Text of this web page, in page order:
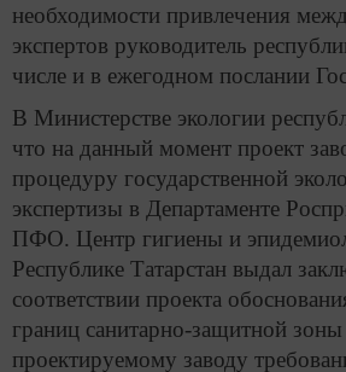
необходимости привлечения
экспертов руководитель
числе и в ежегодном послании
В Министерстве экологии
что на данный момент проект
процедуру государственной
экспертизы в Департаменте
ПФО. Центр гигиены и
Республике Татарстан выдал
соответствии проекта
границ санитарно-защитной
проектируемому заводу